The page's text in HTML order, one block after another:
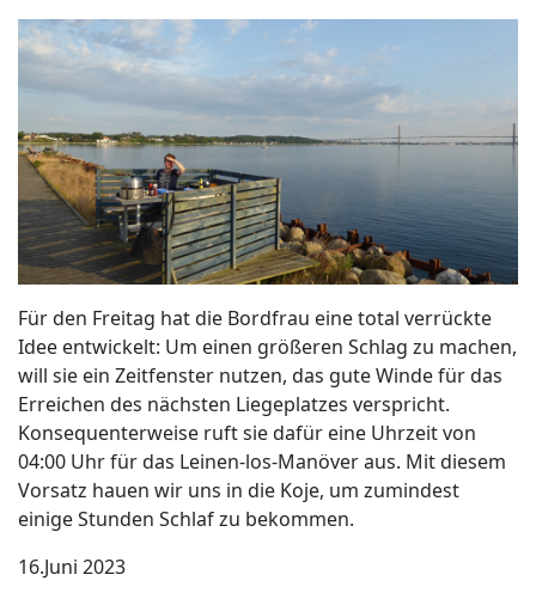
Für den Freitag hat die Bordfrau eine total verrückte
Idee entwickelt: Um einen größeren Schlag zu machen,
will sie ein Zeitfenster nutzen, das gute Winde für das
Erreichen des nächsten Liegeplatzes verspricht.
Konsequenterweise ruft sie dafür eine Uhrzeit von
04:00 Uhr für das Leinen-los-Manöver aus. Mit diesem
Vorsatz hauen wir uns in die Koje, um zumindest
einige Stunden Schlaf zu bekommen.
16.Juni 2023